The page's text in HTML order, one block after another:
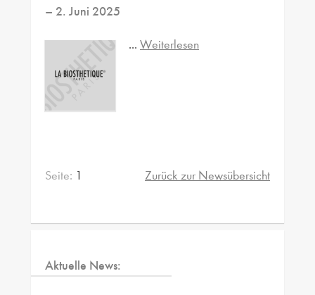
– 2. Juni 2025
... Weiterlesen
Seite: 1 Zurück zur Newsübersicht
Aktuelle News: